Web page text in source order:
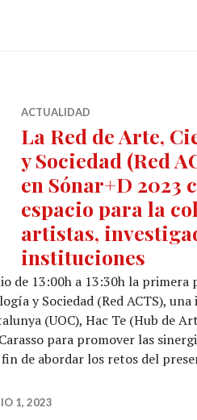
ACTUALIDAD
La Red de Arte,
y Sociedad (Red
en Sónar+D 2023
espacio para la
artistas,
instituciones
de 13:00h a 13:30h la
y Sociedad (Red ACTS),
(UOC), Hac Te (Hub de
para promover las
de abordar los retos del
Red de Arte, Ciencia,
1, 2023